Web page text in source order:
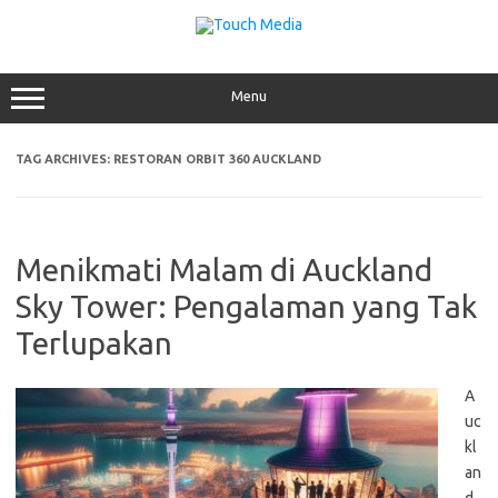
Menu
TAG ARCHIVES: RESTORAN ORBIT 360 AUCKLAND
Menikmati Malam di Auckland
Sky Tower: Pengalaman yang Tak
Terlupakan
A
uc
kl
an